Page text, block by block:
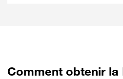
Comment obtenir la